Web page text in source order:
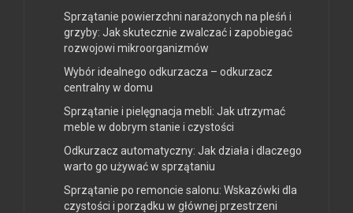
Sprzątanie powierzchni narażonych na pleśń i
grzyby: Jak skutecznie zwalczać i zapobiegać
rozwojowi mikroorganizmów
Wybór idealnego odkurzacza – odkurzacz
centralny w domu
Sprzątanie i pielęgnacja mebli: Jak utrzymać
meble w dobrym stanie i czystości
Odkurzacz automatyczny: Jak działa i dlaczego
warto go używać w sprzątaniu
Sprzątanie po remoncie salonu: Wskazówki dla
czystości i porządku w głównej przestrzeni